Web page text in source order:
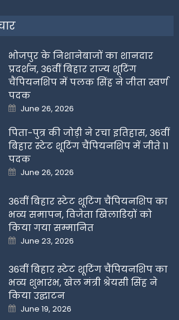
भोजपुर के निशानेबाजों का शानदार
प्रदर्शन, 36वीं बिहार राज्य शूटिंग
चैंपियनशिप में पलक सिंह ने जीता स्वर्ण
पदक
Posted
on
June 26, 2026
पिता-पुत्र की जोड़ी ने रचा इतिहास, 36वीं
बिहार स्टेट शूटिंग चैंपियनशिप में जीते 11
पदक
Posted
on
June 26, 2026
36वीं बिहार स्टेट शूटिंग चैंपियनशिप का
भव्य समापन, विजेता खिलाडिय़ों को
किया गया सम्मानित
Posted
on
June 23, 2026
36वीं बिहार स्टेट शूटिंग चैंपियनशिप का
भव्य शुभारंभ, खेल मंत्री श्रेयसी सिंह ने
किया उद्घाटन
Posted
on
June 19, 2026